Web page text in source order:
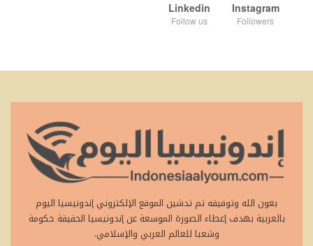
Instagram
Followers
Linkedin
Follow us
بعون الله وتوفيقه تم تدشين الموقع الإلكتروني إندونيسيا اليوم
بالعربية بهدف إعطاء الصورة الموسعة عن إندونيسيا الحقيقة حكومة
وشعبا للعالم العربي والإسلامي.